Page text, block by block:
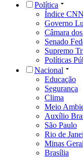
Política
Índice CNN
Governo
Câmara
Senado
Supremo
Políticas
Nacional
Educação
Segurança
Clima
Meio
Auxílio
São Paulo
Rio de
Minas
Brasília